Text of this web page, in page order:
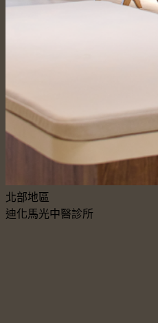
北部地區
迪化馬光中醫診所